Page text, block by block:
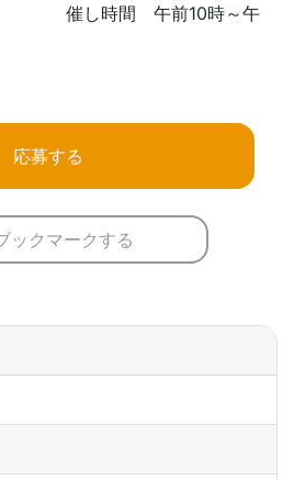
前10時～午
応募する
ックマークする